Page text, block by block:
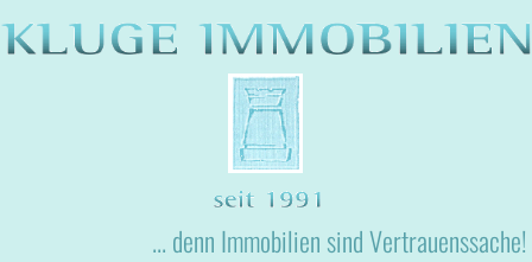
... denn Immobilien sind Vertrauenssache!